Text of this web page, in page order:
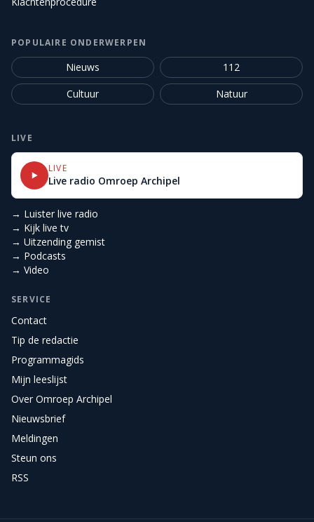
POPULAIRE ONDERWERPEN
Nieuws
112
Cultuur
Natuur
LIVE
LIVE
Live radio Omroep Archipel
→ Luister live radio
→ Kijk live tv
→ Uitzending gemist
→ Podcasts
→ Video
SERVICE
Contact
Tip de redactie
Programmagids
Mijn leeslijst
Over Omroep Archipel
Nieuwsbrief
Meldingen
Steun ons
RSS